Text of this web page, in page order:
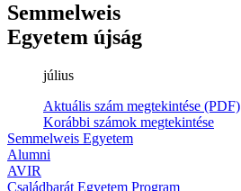
Semmelweis
Egyetem újság
július
Aktuális szám megtekintése (PDF)
Korábbi számok megtekintése
Semmelweis Egyetem
Alumni
AVIR
Családbarát Egyetem Program